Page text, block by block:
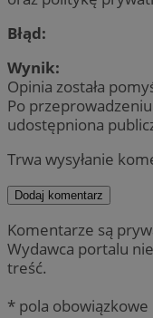
Błąd:
Wynik:
Opinia została
Po
udostępniona
Trwa wysyłanie
Dodaj komentarz
Komentarze są
Wydawca portalu
treść.
* pola obowiązkowe